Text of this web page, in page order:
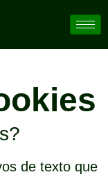
de texto que